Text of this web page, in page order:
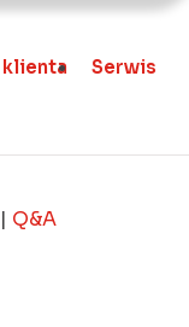
Serwis
| Q&A